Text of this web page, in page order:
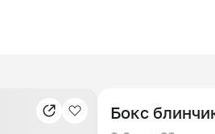
Бокс